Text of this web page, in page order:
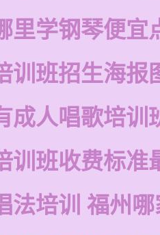
里学钢琴便宜
训班招生海报
成人唱歌培训
训班收费标准
法培训 福州